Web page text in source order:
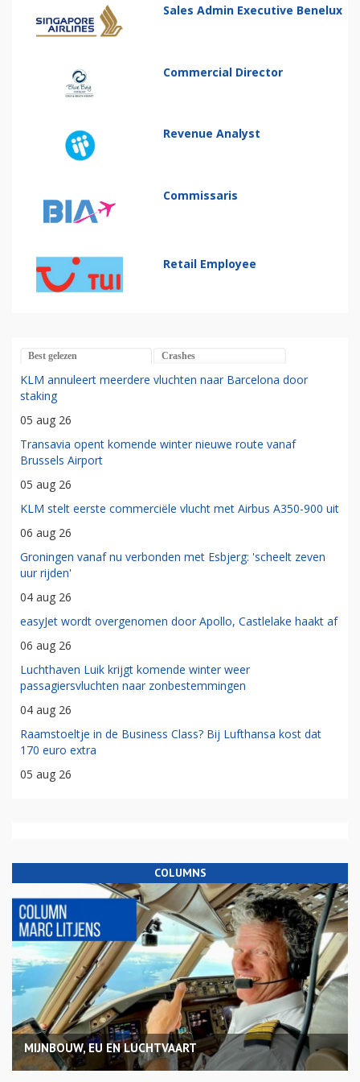
Sales Admin Executive Benelux
Commercial Director
Revenue Analyst
Commissaris
Retail Employee
Best gelezen Crashes
KLM annuleert meerdere vluchten naar Barcelona door
staking
05 aug 26
Transavia opent komende winter nieuwe route vanaf
Brussels Airport
05 aug 26
KLM stelt eerste commerciële vlucht met Airbus A350-900 uit
06 aug 26
Groningen vanaf nu verbonden met Esbjerg: 'scheelt zeven
uur rijden'
04 aug 26
easyJet wordt overgenomen door Apollo, Castlelake haakt af
06 aug 26
Luchthaven Luik krijgt komende winter weer
passagiersvluchten naar zonbestemmingen
04 aug 26
Raamstoeltje in de Business Class? Bij Lufthansa kost dat
170 euro extra
05 aug 26
COLUMNS
MIJNBOUW, EU EN LUCHTVAART